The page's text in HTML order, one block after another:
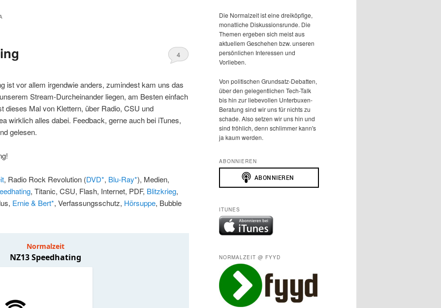
4
ist vor allem irgendwie anders, zumindest kam uns das
Stream-Durcheinander liegen, am Besten einfach
dieses Mal von Klettern, über Radio, CSU und
wirklich alles dabei. Feedback, gerne auch bei iTunes,
gelesen.
, Radio Rock Revolution (DVD*, Blu-Ray*), Medien,
, Titanic, CSU, Flash, Internet, PDF, Blitzkrieg,
Ernie & Bert*, Verfassungsschutz, Hörsuppe, Bubble
Die Normalzeit ist eine dreiköpfige,
monatliche Diskussionsrunde. Die
Themen ergeben sich meist aus
aktuellem Geschehen bzw. unseren
persönlichen Interessen und
Vorlieben.
Von politischen Grundsatz-Debatten,
über den gelegentlichen Tech-Talk
bis hin zur liebevollen Unterbuxen-
Beratung sind wir uns für nichts zu
schade. Also setzen wir uns hin und
sind fröhlich, denn schlimmer kann's
ja kaum werden.
ABONNIEREN
ITUNES
NORMALZEIT @ FYYD